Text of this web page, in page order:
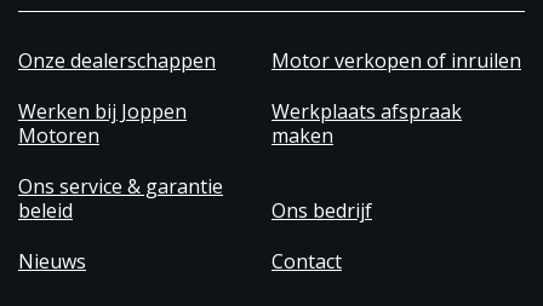
Onze dealerschappen
Motor verkopen of inruilen
Werken bij Joppen
Motoren
Werkplaats afspraak
maken
Ons service & garantie
beleid
Ons bedrijf
Nieuws
Contact